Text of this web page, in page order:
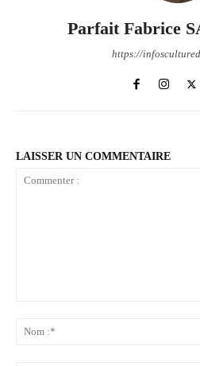
Parfait Fabrice
https://
LAISSER UN COMMENTAIRE